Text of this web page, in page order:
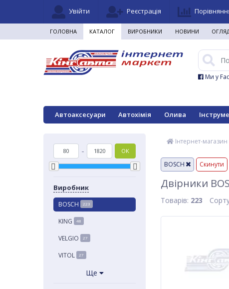
Увійти Реєстрація
ГОЛОВНА КАТАЛОГ ВИРОБНИКИ НОВИНИ
Ми у
Автоаксесуари Автохімія Олива
- OK
Виробник
BOSCH 223
KING 48
VELGIO 27
VITOL 27
Ще
Інтернет-
BOSCH Скинути
Двірники
Товарів: 223